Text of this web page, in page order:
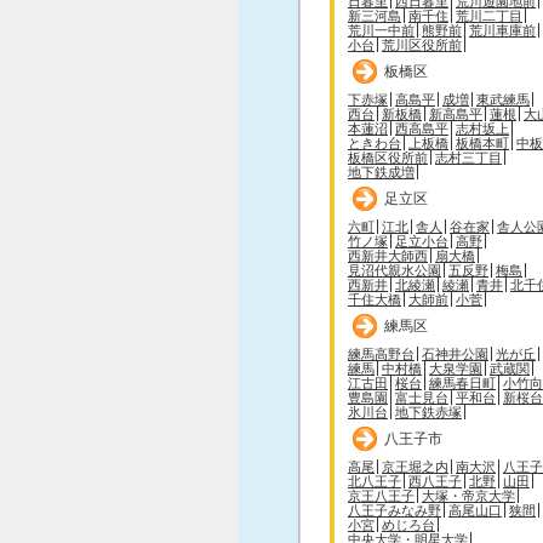
新三河島 南千住 荒川二丁目
荒川一中前 熊野前 荒川車庫前
小台 荒川区役所前
板橋区
下赤塚 高島平 成増 東武練馬
西台
新板橋 新高島平 蓮根 大
本蓮沼 西高島平 志村坂上
ときわ台
上板橋 板橋本町 中
板橋区役所前 志村三丁目
地下鉄成増
足立区
六町 江北 舎人 谷在家 舎人公
竹ノ塚
足立小台 高野
西新井大師西 扇大橋
見沼代親水公園
五反野 梅島
西新井 北綾瀬 綾瀬 青井 北千
千住大橋 大師前 小菅
練馬区
練馬高野台 石神井公園
光が丘
練馬 中村橋 大泉学園
武蔵関
江古田 桜台 練馬春日町 小竹
豊島園
富士見台 平和台
新桜台
氷川台 地下鉄赤塚
八王子市
高尾 京王堀之内 南大沢
八王子
北八王子 西八王子 北野 山田
京王八王子 大塚・帝京大学
八王子みなみ野 高尾山口
狭間
小宮 めじろ台
中央大学・明星大学